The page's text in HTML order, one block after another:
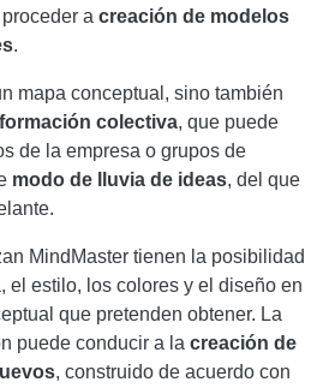
a creación de modelos
.
mapa conceptual, sino también
colectiva, que puede
de la empresa o grupos de
modo de lluvia de ideas, del que
MindMaster tienen la posibilidad
el estilo, los colores y el diseño en
que pretenden obtener. La
puede conducir a la creación de
, construido de acuerdo con